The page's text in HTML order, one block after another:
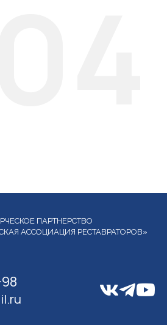
ПАРТНЕРСТВО
АССОЦИАЦИЯ РЕСТАВРАТОРОВ»